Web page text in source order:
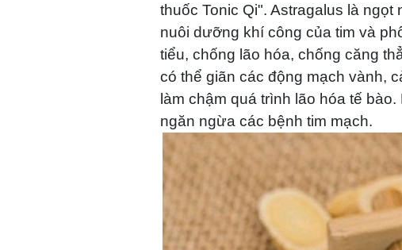
thuốc Tonic Qi". Astragalus là
nuôi dưỡng khí công của tim và
tiểu, chống lão hóa, chống căng
có thể giãn các động mạch vành,
làm chậm quá trình lão hóa tế
ngăn ngừa các bệnh tim mạch.